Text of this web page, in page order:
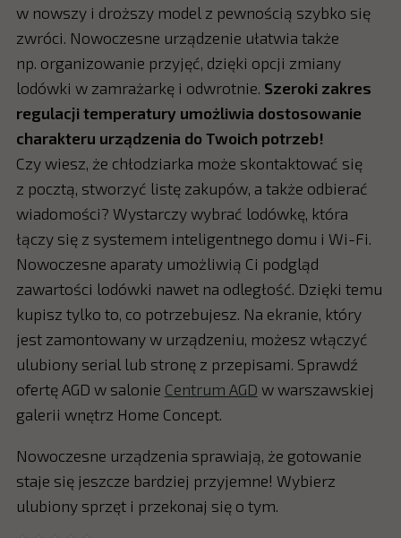
w nowszy i droższy model z pewnością szybko się
zwróci. Nowoczesne urządzenie ułatwia także
np. organizowanie przyjęć, dzięki opcji zmiany
lodówki w zamrażarkę i odwrotnie. Szeroki zakres
regulacji temperatury umożliwia dostosowanie
charakteru urządzenia do Twoich potrzeb!
Czy wiesz, że chłodziarka może skontaktować się
z pocztą, stworzyć listę zakupów, a także odbierać
wiadomości? Wystarczy wybrać lodówkę, która
łączy się z systemem inteligentnego domu i Wi-Fi.
Nowoczesne aparaty umożliwią Ci podgląd
zawartości lodówki nawet na odległość. Dzięki temu
kupisz tylko to, co potrzebujesz. Na ekranie, który
jest zamontowany w urządzeniu, możesz włączyć
ulubiony serial lub stronę z przepisami. Sprawdź
ofertę AGD w salonie Centrum AGD w warszawskiej
galerii wnętrz Home Concept.
Nowoczesne urządzenia sprawiają, że gotowanie
staje się jeszcze bardziej przyjemne! Wybierz
ulubiony sprzęt i przekonaj się o tym.